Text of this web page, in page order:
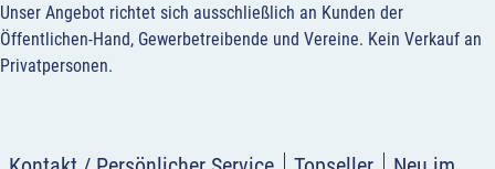
Unser Angebot richtet sich ausschließlich an Kunden der
Öffentlichen-Hand, Gewerbetreibende und Vereine. Kein Verkauf an
Privatpersonen.